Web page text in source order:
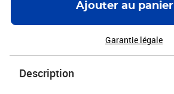
Ajouter au panier
Garantie légale
Description